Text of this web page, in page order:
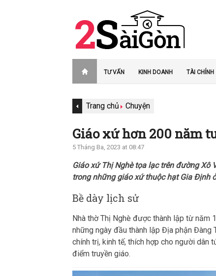
TƯ VẤN KINH DOANH TÀI CHÍNH
Trang chủ Chuyện
Giáo xứ hơn 200 năm
5 Tháng Ba, 2023 at 08:47
Giáo xứ Thị Nghè tọa lạc trên đường Xô
trong những giáo xứ thuộc hạt Gia Định
Bề dày lịch sử
Nhà thờ Thị Nghè được thành lập từ năm
những ngày đầu thành lập Địa phận Đàng
chính trị, kinh tế, thích hợp cho người dân
điểm truyền giáo.